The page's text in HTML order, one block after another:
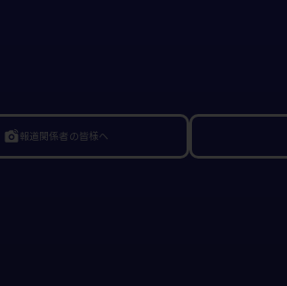
linked_camera報道関係者の皆様へ